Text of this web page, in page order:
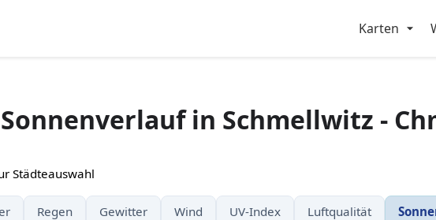
Karten
Sonnenverlauf in Schmellwitz -
Städteauswahl
Regen Gewitter Wind UV-Index Luftqualität